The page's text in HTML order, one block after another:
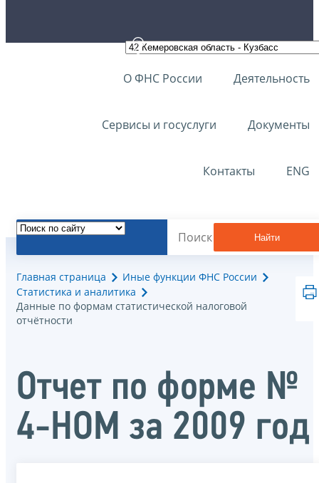
О ФНС России Деятельность
Сервисы и госуслуги Документы
Контакты ENG
Найти
Главная страница
Иные функции ФНС России
Статистика и аналитика
Данные по формам статистической налоговой
отчётности
Отчет по форме №
4-НОМ за 2009 год